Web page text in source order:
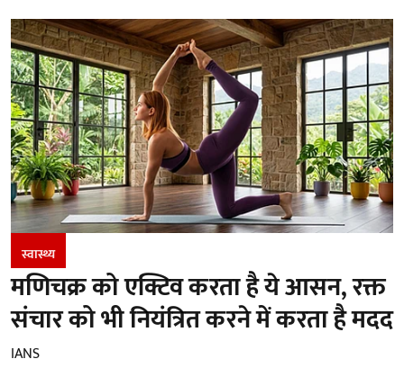
स्वास्थ्य
मणिचक्र को एक्टिव करता है ये आसन, रक्त
संचार को भी नियंत्रित करने में करता है मदद
IANS